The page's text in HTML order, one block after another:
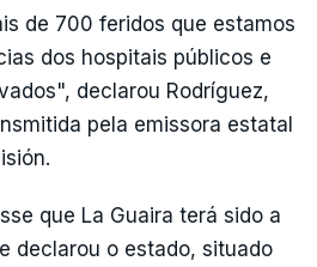
de 700 feridos que estamos
dos hospitais públicos e
declarou Rodríguez,
pela emissora estatal
que La Guaira terá sido a
declarou o estado, situado